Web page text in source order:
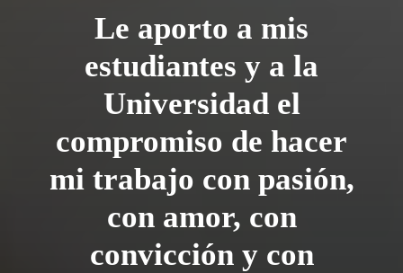
Le aporto a mis
estudiantes y a la
Universidad el
compromiso de hacer
mi trabajo con pasión,
con amor, con
convicción y con